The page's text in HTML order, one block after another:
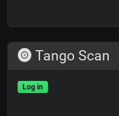
Tango Scan
Log in